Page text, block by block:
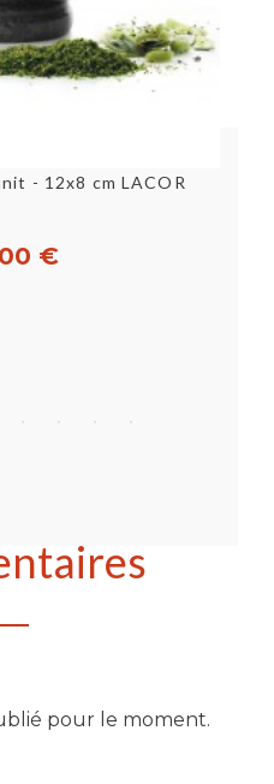
- 12x8 cm LACOR
€
pour le moment.